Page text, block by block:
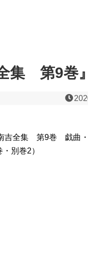
集 第9巻
吉全集 第9巻 戯曲
別巻2）